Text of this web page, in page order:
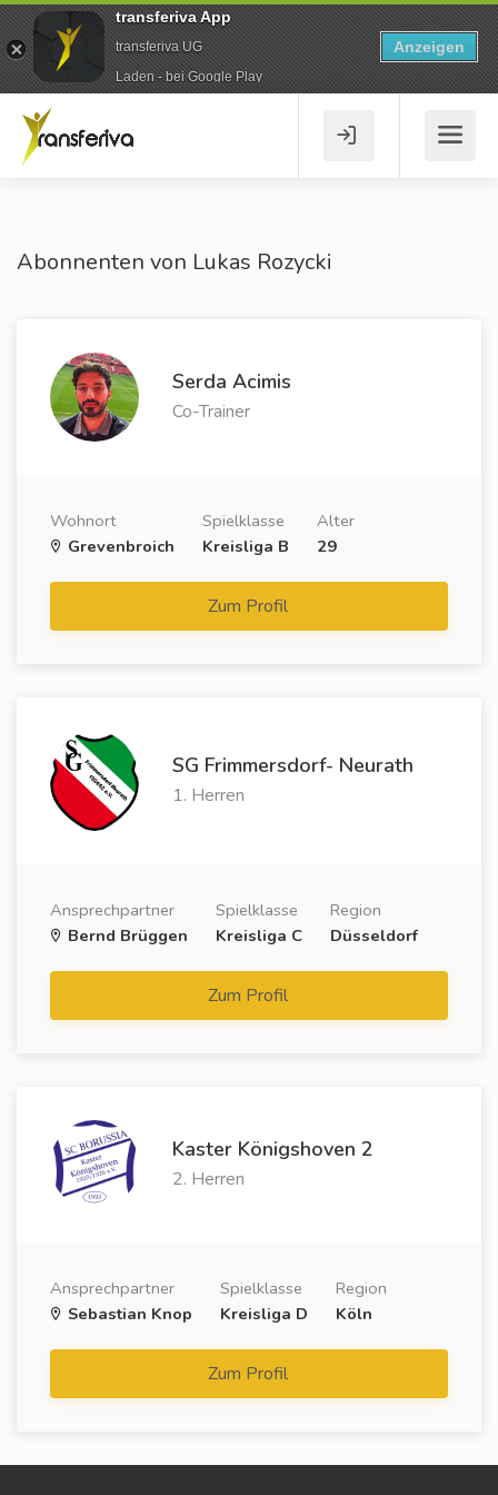
Abonnenten von Lukas Rozycki
Serda Acimis
Co-Trainer
Wohnort
Grevenbroich
Spielklasse
Kreisliga B
Alter
29
Zum Profil
SG Frimmersdorf- Neurath
1. Herren
Ansprechpartner
Bernd Brüggen
Spielklasse
Kreisliga C
Region
Düsseldorf
Zum Profil
Kaster Königshoven 2
2. Herren
Ansprechpartner
Sebastian Knop
Spielklasse
Kreisliga D
Region
Köln
Zum Profil
transferiva App
transferiva UG
Laden - bei Google Play
Anzeigen